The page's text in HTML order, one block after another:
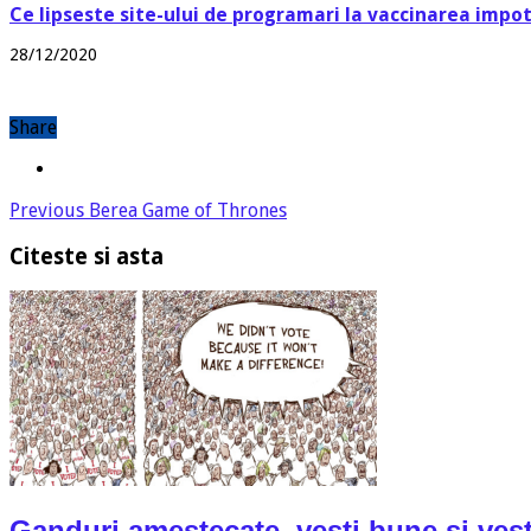
Ce lipseste site-ului de programari la vaccinarea
28/12/2020
Share
Previous Berea Game of Thrones
Citeste si asta